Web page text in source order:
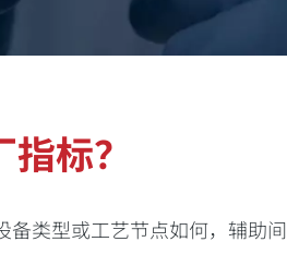
标？
备类型或工艺节点如何，辅助间